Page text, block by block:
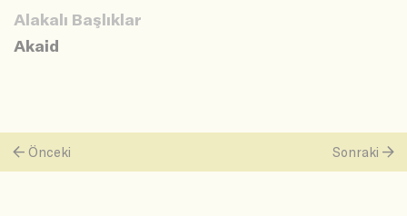
Alakalı Başlıklar
Akaid
Önceki Sonraki